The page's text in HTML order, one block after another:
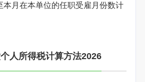
本月在本单位的任职受雇月份数计
人所得税计算方法2026